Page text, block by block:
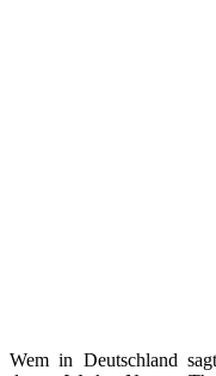
Wem in Deutschland